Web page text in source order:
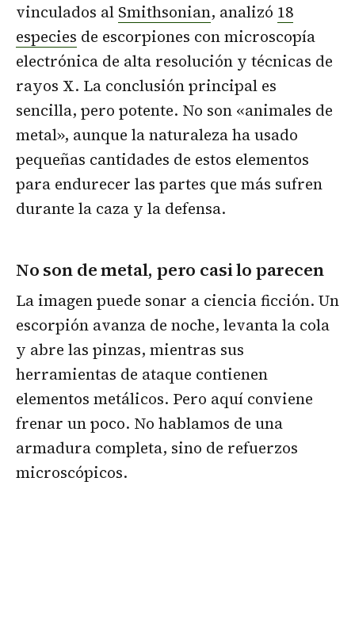
vinculados al Smithsonian, analizó 18
especies de escorpiones con microscopía
electrónica de alta resolución y técnicas de
rayos X. La conclusión principal es
sencilla, pero potente. No son «animales de
metal», aunque la naturaleza ha usado
pequeñas cantidades de estos elementos
para endurecer las partes que más sufren
durante la caza y la defensa.
No son de metal, pero casi lo parecen
La imagen puede sonar a ciencia ficción. Un
escorpión avanza de noche, levanta la cola
y abre las pinzas, mientras sus
herramientas de ataque contienen
elementos metálicos. Pero aquí conviene
frenar un poco. No hablamos de una
armadura completa, sino de refuerzos
microscópicos.